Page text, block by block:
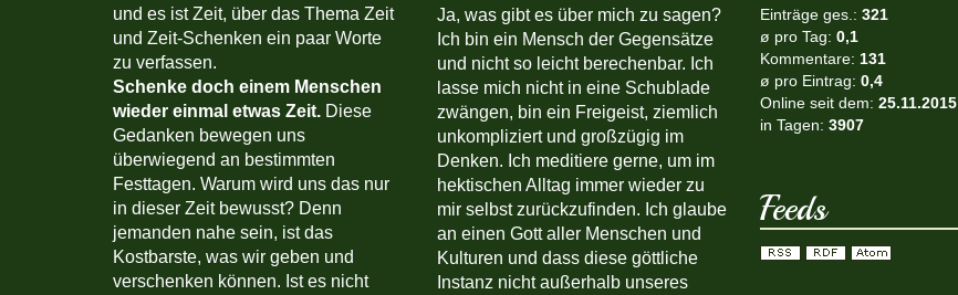
und es ist Zeit, über das Thema Zeit
und Zeit-Schenken ein paar Worte
zu verfassen.
Schenke doch einem Menschen
wieder einmal etwas Zeit. Diese
Gedanken bewegen uns
überwiegend an bestimmten
Festtagen. Warum wird uns das nur
in dieser Zeit bewusst? Denn
jemanden nahe sein, ist das
Kostbarste, was wir geben und
verschenken können. Ist es nicht
Ja, was gibt es über mich zu sagen?
Ich bin ein Mensch der Gegensätze
und nicht so leicht berechenbar. Ich
lasse mich nicht in eine Schublade
zwängen, bin ein Freigeist, ziemlich
unkompliziert und großzügig im
Denken. Ich meditiere gerne, um im
hektischen Alltag immer wieder zu
mir selbst zurückzufinden. Ich glaube
an einen Gott aller Menschen und
Kulturen und dass diese göttliche
Instanz nicht außerhalb unseres
Einträge ges.: 321
ø pro Tag: 0,1
Kommentare: 131
ø pro Eintrag: 0,4
Online seit dem: 25.11.2015
in Tagen: 3907
Feeds